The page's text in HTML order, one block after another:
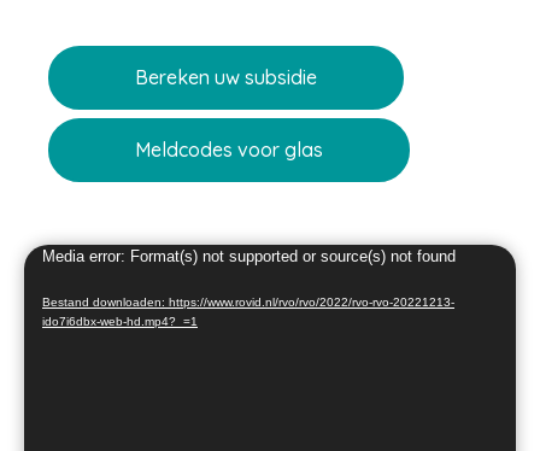
Bereken uw subsidie
Meldcodes voor glas
Videospeler
Media error: Format(s) not supported or source(s) not found
Bestand downloaden: https://www.rovid.nl/rvo/rvo/2022/rvo-rvo-20221213-
ido7i6dbx-web-hd.mp4?_=1